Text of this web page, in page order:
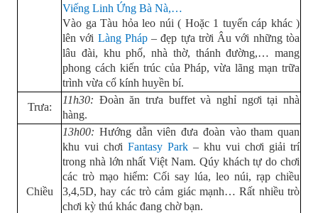
Viếng Linh Ứng Bà Nà,…
Vào ga Tàu hỏa leo núi ( Hoặc 1 tuyến cáp khác )
lên với Làng Pháp– đẹp tựa trời Âu với những tòa
lâu đài, khu phố, nhà thờ, thánh đường,… mang
phong cách kiến trúc của Pháp, vừa lãng mạn trữa
trình vừa cổ kính huyền bí.
Trưa:
11h30: Đoàn ăn trưa buffet và nghỉ ngơi tại nhà
hàng.
Chiều
13h00: Hướng dẫn viên đưa đoàn vào tham quan
khu vui chơi Fantasy Park – khu vui chơi giải trí
trong nhà lớn nhất Việt Nam. Qúy khách tự do chơi
các trò mạo hiểm: Cối say lúa, leo núi, rạp chiều
3,4,5D, hay các trò cảm giác mạnh… Rất nhiều trò
chơi kỳ thú khác đang chờ bạn.